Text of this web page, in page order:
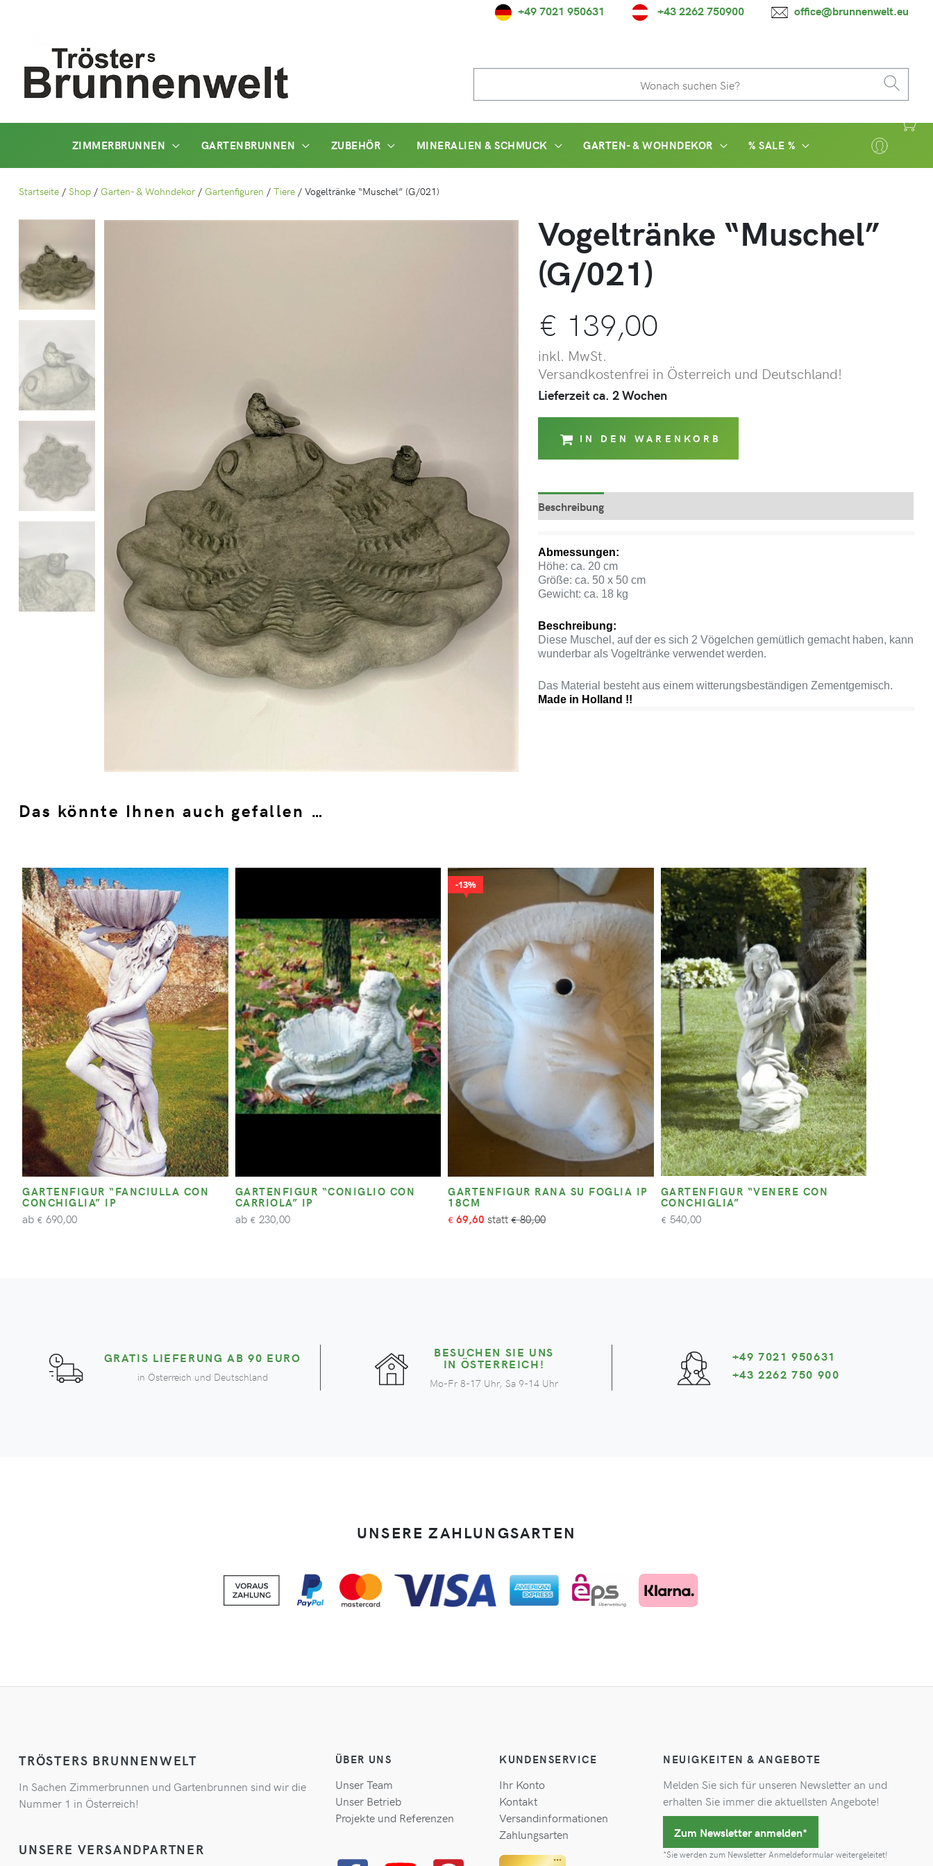
+49 7021 950631 +43 2262 750900 office@brunnenwelt.eu
ZIMMERBRUNNEN GARTENBRUNNEN ZUBEHÖR MINERALIEN & SCHMUCK GARTEN- & WOHNDEKOR % SALE %
Startseite / Shop / Garten- & Wohndekor / Gartenfiguren / Tiere / Vogeltränke “Muschel” (G/021)
Vogeltränke “Muschel”
(G/021)
€ 139,00
inkl. MwSt.
Versandkostenfrei in Österreich und Deutschland!
Lieferzeit ca. 2 Wochen
IN DEN WARENKORB
Beschreibung
Abmessungen:
Höhe: ca. 20 cm
Größe: ca. 50 x 50 cm
Gewicht: ca. 18 kg
Beschreibung:
Diese Muschel, auf der es sich 2 Vögelchen gemütlich gemacht haben, kann
wunderbar als Vogeltränke verwendet werden.
Das Material besteht aus einem witterungsbeständigen Zementgemisch.
Made in Holland !!
Das könnte Ihnen auch gefallen …
GARTENFIGUR “FANCIULLA CON
CONCHIGLIA” IP
ab € 690,00
GARTENFIGUR “CONIGLIO CON
CARRIOLA” IP
ab € 230,00
13%
GARTENFIGUR RANA SU FOGLIA IP
18CM
€ 69,60 €80,00
GARTENFIGUR “VENERE CON
CONCHIGLIA”
€ 540,00
GRATIS LIEFERUNG AB 90 EURO
in Österreich und Deutschland
BESUCHEN SIE UNS
IN ÖSTERREICH!
Mo-Fr 8-17 Uhr, Sa 9-14 Uhr
+49 7021 950631
+43 2262 750 900
UNSERE ZAHLUNGSARTEN
TRÖSTERS BRUNNENWELT
In Sachen Zimmerbrunnen und Gartenbrunnen sind wir die
Nummer 1 in Österreich!
UNSERE VERSANDPARTNER
ÜBER UNS
Unser Team
Unser Betrieb
Projekte und Referenzen
KUNDENSERVICE
Ihr Konto
Kontakt
Versandinformationen
Zahlungsarten
NEUIGKEITEN & ANGEBOTE
Melden Sie sich für unseren Newsletter an und
erhalten Sie immer die aktuellsten Angebote!
Zum Newsletter anmelden*
*Sie werden zum Newsletter Anmeldeformular weitergeleitet!